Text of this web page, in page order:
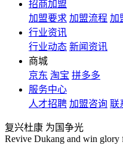
招商加盟
加盟要求 加盟流程 加
行业资讯
行业动态 新闻资讯
商城
京东 淘宝 拼多多
服务中心
人才招聘 加盟咨询 联
复兴杜康 为国争光
Revive Dukang and win glory